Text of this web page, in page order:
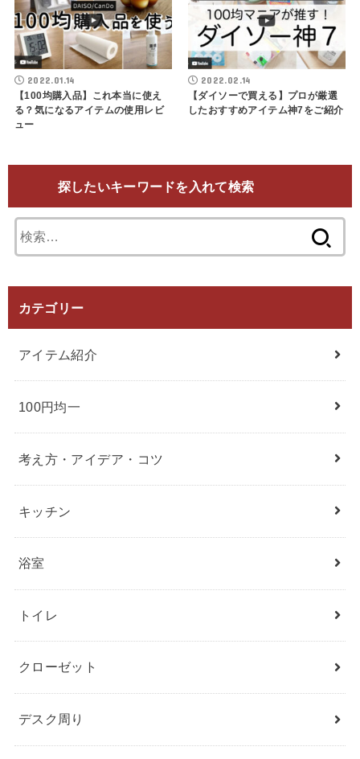
2022.01.14
【100均購入品】これ本当に使え
る？気になるアイテムの使用レビ
ュー
2022.02.14
【ダイソーで買える】プロが厳選
したおすすめアイテム神7をご紹介
探したいキーワードを入れて検索
索:
カテゴリー
アイテム紹介
100円均一
考え方・アイデア・コツ
キッチン
浴室
トイレ
クローゼット
デスク周り